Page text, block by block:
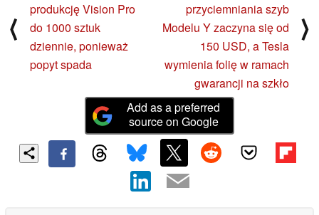
⟨
produkcję Vision Pro
do 1000 sztuk
dziennie, ponieważ
popyt spada
przyciemniania szyb
Modelu Y zaczyna się od
150 USD, a Tesla
wymienia folię w ramach
gwarancji na szkło
⟩
Add as a preferred
source on Google